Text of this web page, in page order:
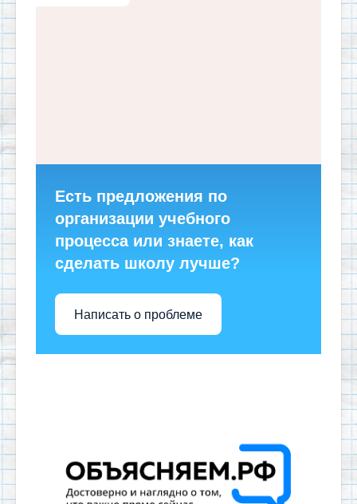
Есть предложения по
организации учебного
процесса или знаете, как
сделать школу лучше?
Написать о проблеме